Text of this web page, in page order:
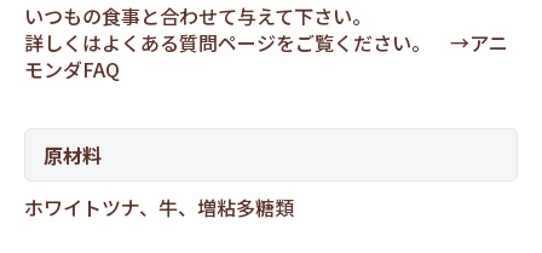
いつもの食事と合わせて与えて下さい。
詳しくはよくある質問ページをご覧ください。 →アニ
モンダFAQ
原材料
ホワイトツナ、牛、増粘多糖類